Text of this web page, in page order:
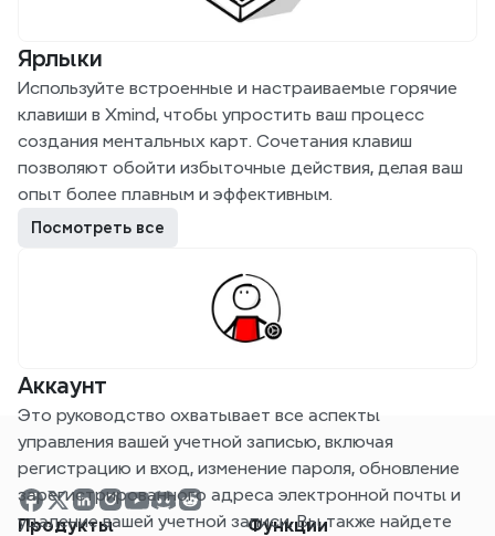
Ярлыки
Используйте встроенные и настраиваемые горячие
клавиши в Xmind, чтобы упростить ваш процесс
создания ментальных карт. Сочетания клавиш
позволяют обойти избыточные действия, делая ваш
опыт более плавным и эффективным.
Посмотреть все
Аккаунт
Это руководство охватывает все аспекты
управления вашей учетной записью, включая
регистрацию и вход, изменение пароля, обновление
зарегистрированного адреса электронной почты и
удаление вашей учетной записи. Вы также найдете
Продукты Функции